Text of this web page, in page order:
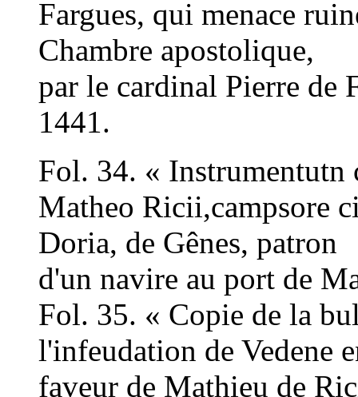
Fargues, qui menace
Chambre apostolique,
par le cardinal Pierre de
1441.
Fol. 34. «
Matheo Ricii,campsore
Doria, de Gênes, patron
d'un navire au port de
Fol. 35. « Copie de la
l'infeudation de Vedene
faveur de Mathieu de